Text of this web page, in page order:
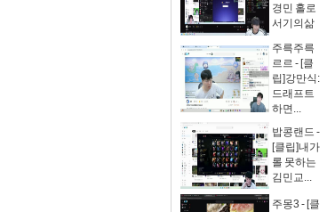
경민 홀로
서기의삶
주륵주륵
르르 - [클
립]강만식:
드래프트
하면...
밥콩랜드 -
[클립]내가
롤 못하는
김민교...
주몽3 - [클